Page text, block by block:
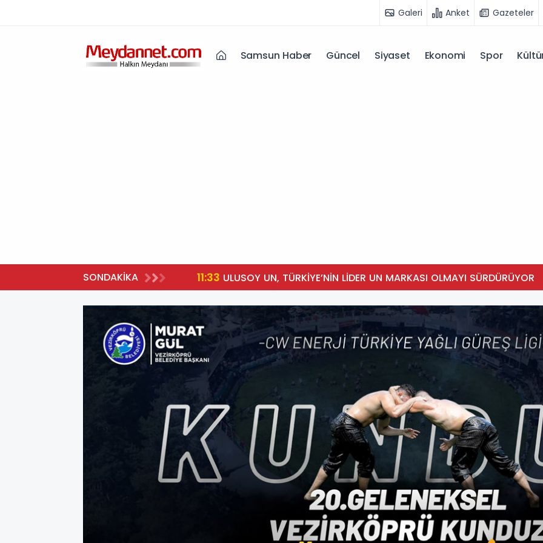
Galeri Anket Gazeteler
Samsun Haber Güncel Siyaset Ekonomi Spor
SONDAKİKA 11:33 ULUSOY UN, TÜRKİYE’NİN LİDER UN MARKASI OLMAYI SÜRDÜRÜYOR